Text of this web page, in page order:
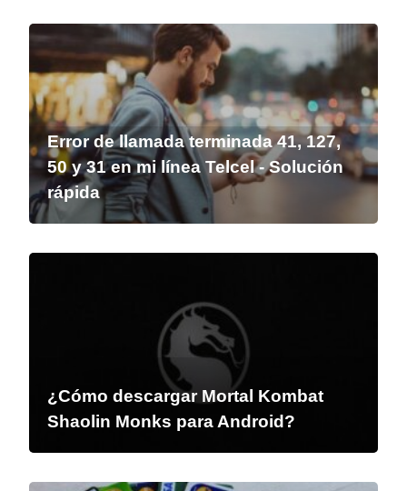
Error de llamada terminada 41, 127,
50 y 31 en mi línea Telcel - Solución
rápida
¿Cómo descargar Mortal Kombat
Shaolin Monks para Android?